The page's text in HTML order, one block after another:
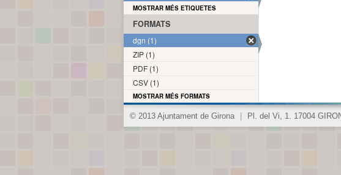
MOSTRAR MÉS ETIQUETES
FORMATS
dgn (1)
ZIP (1)
PDF (1)
CSV (1)
MOSTRAR MÉS FORMATS
© 2013 Ajuntament de Girona Pl. del Vi, 1. 17004